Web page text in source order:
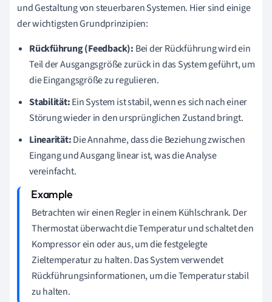
und Gestaltung von steuerbaren Systemen. Hier sind einige
der wichtigsten Grundprinzipien:
Rückführung (Feedback): Bei der Rückführung wird ein
Teil der Ausgangsgröße zurück in das System geführt, um
die Eingangsgröße zu regulieren.
Stabilität:Ein System ist stabil, wenn es sich nach einer
Störung wieder in den ursprünglichen Zustand bringt.
Linearität:Die Annahme, dass die Beziehung zwischen
Eingang und Ausgang linear ist, was die Analyse
vereinfacht.
Betrachten wir einen Regler in einem Kühlschrank. Der
Thermostat überwacht die Temperatur und schaltet den
Kompressor ein oder aus, um die festgelegte
Zieltemperatur zu halten. Das System verwendet
Rückführungsinformationen, um die Temperatur stabil
zu halten.